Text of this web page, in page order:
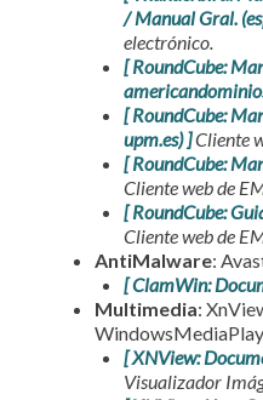
/ Manual Gral.
electrónico.
[ RoundCube:
[ RoundCube:
upm.es) ]Cliente
[ RoundCube:
Cliente web de
[ RoundCube:
Cliente web de
AntiMalware:
[ ClamWin:
Multimedia:
[ XNView:
Visualizador